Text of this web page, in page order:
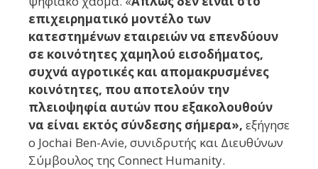
επιχειρηματικό μοντέλο των
κατεστημένων εταιρειών να επενδύουν
σε κοινότητες χαμηλού εισοδήματος,
συχνά αγροτικές και απομακρυσμένες
κοινότητες, που αποτελούν την
πλειοψηφία αυτών που εξακολουθούν
να είναι εκτός σύνδεσης σήμερα», εξήγησε
ο Jochai Ben-Avie, συνιδρυτής και Διευθύνων
Σύμβουλος της Connect Humanity.